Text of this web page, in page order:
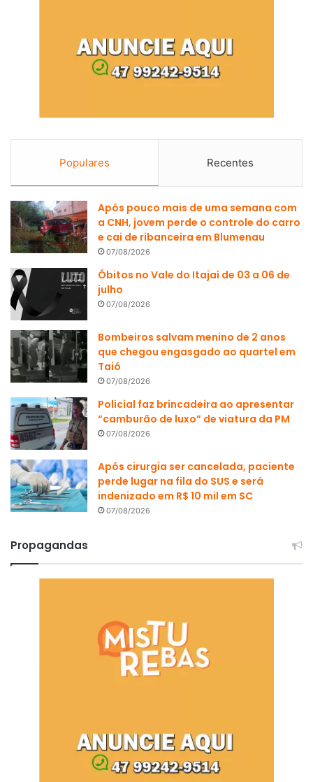
Populares Recentes
Após pouco mais de uma semana com
a CNH, jovem perde o controle do carro
e cai de ribanceira em Blumenau
07/08/2026
Óbitos no Vale do Itajaí de 03 a 06 de
julho
07/08/2026
Bombeiros salvam menino de 2 anos
que chegou engasgado ao quartel em
Taió
07/08/2026
Policial faz brincadeira ao apresentar
“camburão de luxo” de viatura da PM
07/08/2026
Após cirurgia ser cancelada, paciente
perde lugar na fila do SUS e será
indenizado em R$ 10 mil em SC
07/08/2026
Propagandas